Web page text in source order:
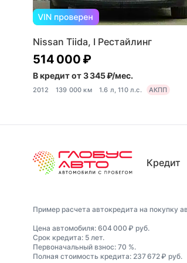
Nissan Tiida, I Рестайлинг
514 000 ₽
В кредит от 3 345 ₽/мес.
2012 139 000 км 1.6 л, 110 л.с. АКПП
Кредит
Пример расчета автокредита на покупку
Цена автомобиля: 604 000 ₽ руб.
Срок кредита: 5 лет.
Первоначальный взнос: 70 %.
Полная стоимость кредита: 237 672 ₽ руб.